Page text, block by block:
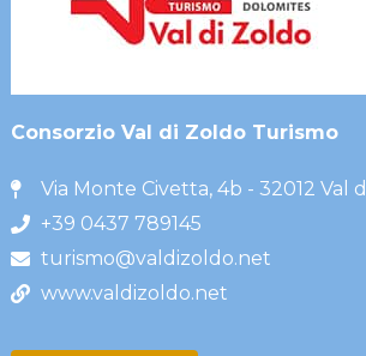
Consorzio Val di Zoldo Turismo
Via Monte Civetta, 4b - 32012 Val
+39 0437 789145
turismo@valdizoldo.net
www.valdizoldo.net